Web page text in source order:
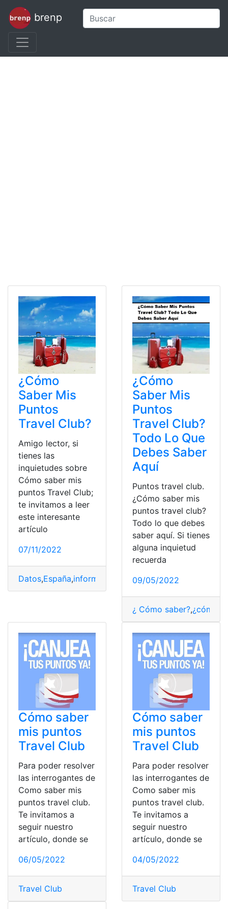
brenp
¿Cómo
Saber Mis
Puntos
Travel Club?
Amigo lector, si
tienes las
inquietudes sobre
Cómo saber mis
puntos Travel Club;
te invitamos a leer
este interesante
artículo
07/11/2022
Datos,España,informativo Informativos,Puntos
¿Cómo
Saber Mis
Puntos
Travel Club?
Todo Lo Que
Debes Saber
Aquí
Puntos travel club.
¿Cómo saber mis
puntos travel club?
Todo lo que debes
saber aquí. Si tienes
alguna inquietud
recuerda
09/05/2022
¿ Cómo saber?,¿cómo
Cómo saber
mis puntos
Travel Club
Para poder resolver
las interrogantes de
Como saber mis
puntos travel club.
Te invitamos a
seguir nuestro
artículo, donde se
06/05/2022
Travel Club
Cómo saber
mis puntos
Travel Club
Para poder resolver
las interrogantes de
Como saber mis
puntos travel club.
Te invitamos a
seguir nuestro
artículo, donde se
04/05/2022
Travel Club